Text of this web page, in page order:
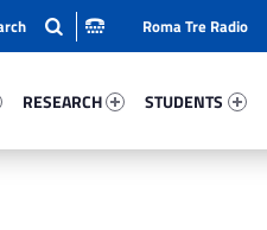
RESEARCH
STUDENTS
Roma Tre Radio